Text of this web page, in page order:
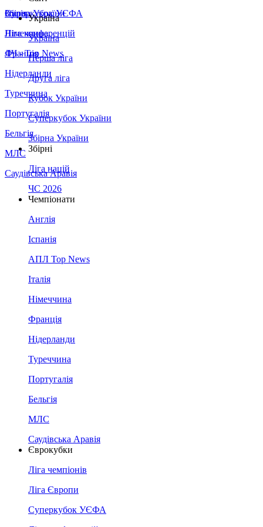
Збірна України
Італія
Німеччина
Франція
Нідерланди
Туреччина
Португалія
Бельгія
МЛС
Саудівська Аравія
Суперкубок УЄФА
Ліга конференцій
ЛЧ - Top News
Україна
Україна
Перша ліга
Друга ліга
Кубок України
Суперкубок України
Збірна України
Збірні
Ліга націй
ЧС 2026
Чемпіонати
Англія
Іспанія
АПЛ Top News
Італія
Німеччина
Франція
Нідерланди
Туреччина
Португалія
Бельгія
МЛС
Саудівська Аравія
Єврокубки
Ліга чемпіонів
Ліга Європи
Суперкубок УЄФА